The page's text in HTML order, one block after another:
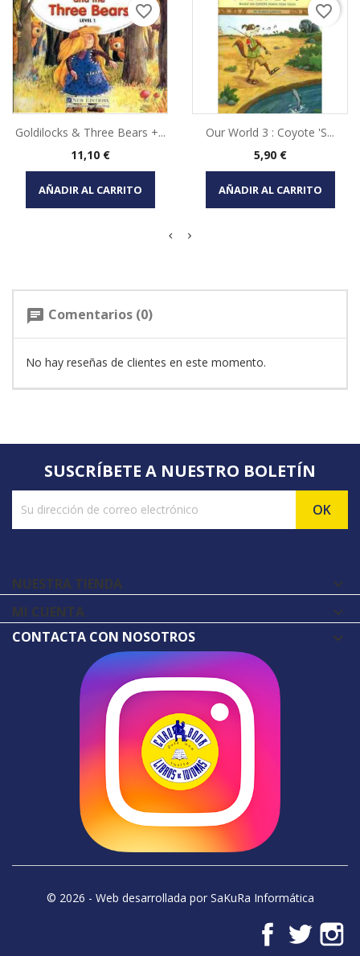
Goldilocks & Three Bears +...
Precio
11,10 €
AÑADIR AL CARRITO
favorite_border
Our World 3 : Coyote 's...
Precio
5,90 €
AÑADIR AL CARRITO
favorite_border
chat Comentarios (0)
No hay reseñas de clientes en este momento.
SUSCRÍBETE A NUESTRO BOLETÍN
NUESTRA TIENDA 
MI CUENTA 
CONTACTA CON NOSOTROS
© 2026 - Web desarrollada por SaKuRa Informática